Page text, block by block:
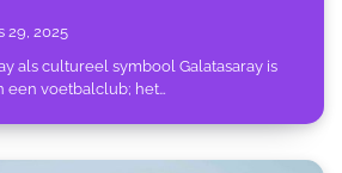
29, 2025
als cultureel symbool Galatasaray is
een voetbalclub; het…